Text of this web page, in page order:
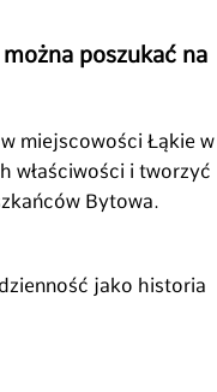
poszukać na
miejscowości Łąkie w
właściwości i tworzyć
Bytowa.
jako historia